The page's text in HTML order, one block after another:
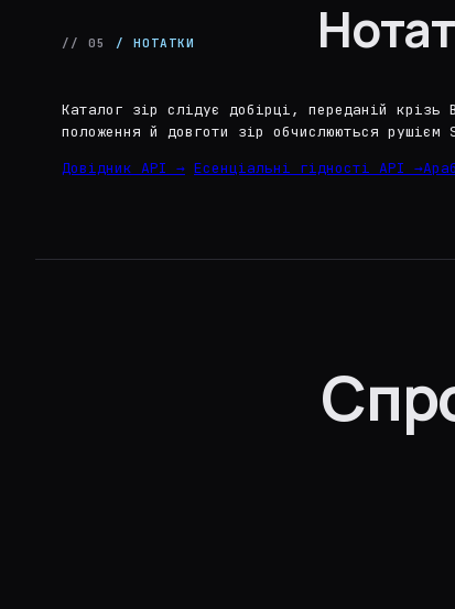
// 05 / НОТАТКИ
Каталог зір слідує добірці, переданій
положення й довготи зір обчислюються
Довідник API → Есенціальні гідності API →